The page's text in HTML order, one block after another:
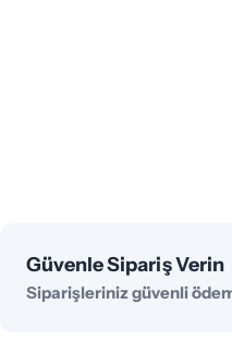
Güvenle Sipariş Verin
Ödeme
yöntemleri
Siparişleriniz güvenli